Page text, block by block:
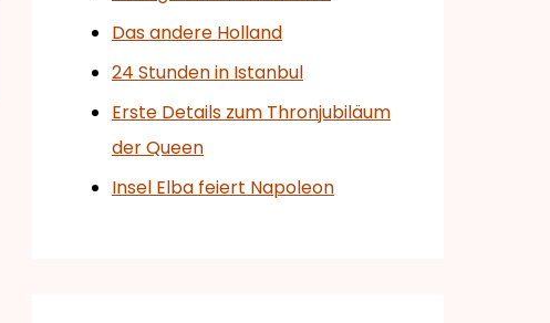
Das andere Holland
24 Stunden in Istanbul
Erste Details zum Thronjubiläum
der Queen
Insel Elba feiert Napoleon